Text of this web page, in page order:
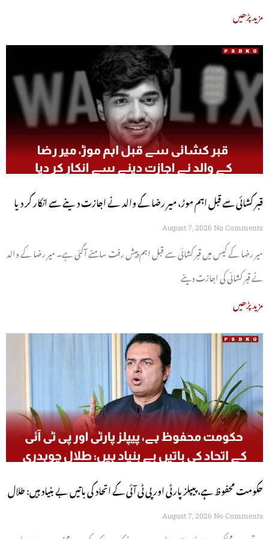
مزید پڑھیں
قبر کشائی سے قبل اہم موڑ، میر رضا کے والد نے اجازت دینے سے انکار کر دیا
August 7, 2026 No Comments
میر رضا کے کیس میں قبر کشائی سے قبل اہم پیش رفت سامنے آگئی ہے۔ میر رضا کے والد
نے قبر کشائی کی اجازت دینے
مزید پڑھیں
حکومت محفوظ ہے، پیپلز پارٹی اور پی ٹی آئی کے اتحاد کی باتیں بے بنیاد ہیں: طلال
چوہدری
August 7, 2026 No Comments